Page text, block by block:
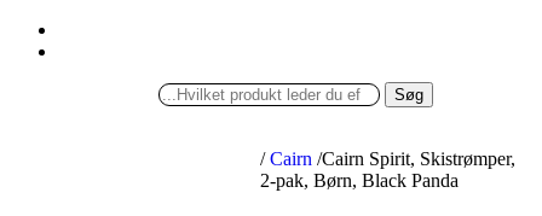
Søg
/ Cairn /Cairn Spirit, Skistrømper,
2-pak, Børn, Black Panda